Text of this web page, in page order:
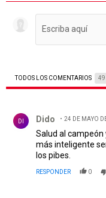
TODOS LOS COMENTARIOS 49
DI Dido 24 DE MAYO
Salud al campeón
más inteligente
los pibes.
RESPONDER 0